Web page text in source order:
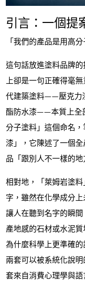
引言：一個提
「我們的產品是用高
這句話放進塗料品牌
上卻是一句正確得毫
代建築塗料——壓克力
酯防水漆——本質上全
分子塗料」這個命名
漆」，它陳述了一個
品「跟別人不一樣的地
相對地，「萊姆岩塗
字，雖然在化學成分
讓人在聽到名字的瞬
產地感的石材或水泥
為什麼科學上更準確
兩套可以被系統化說
套來自消費心理學與語